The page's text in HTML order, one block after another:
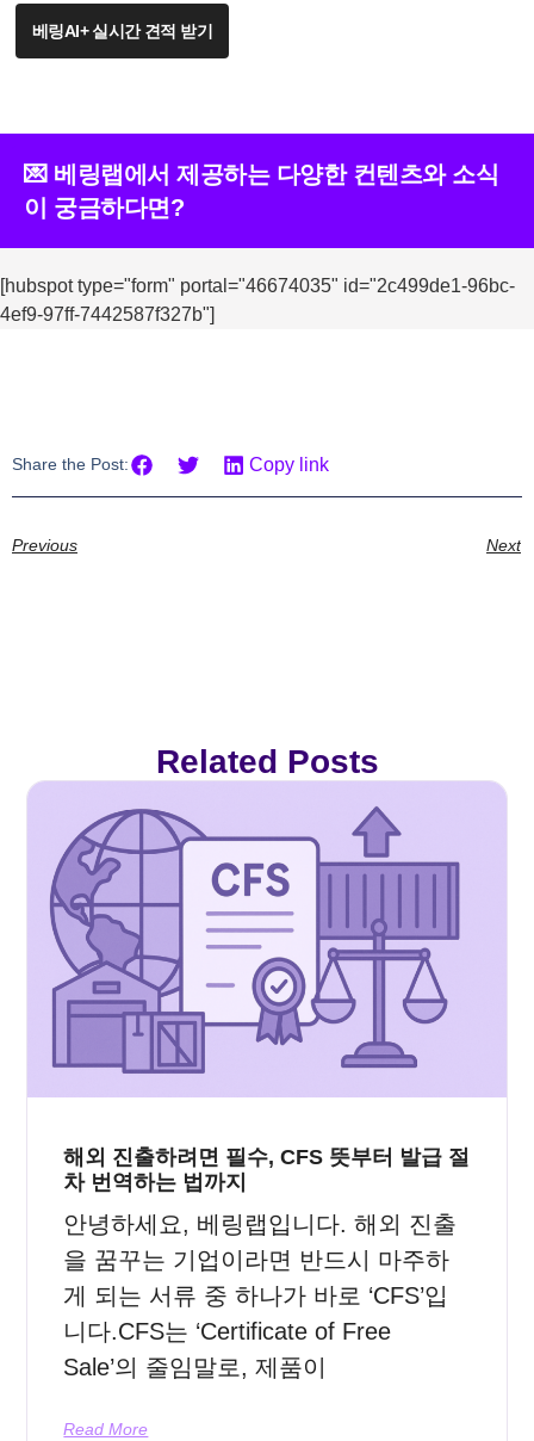
베링AI+ 실시간 견적 받기
💌 베링랩에서 제공하는 다양한 컨텐츠와 소식
이 궁금하다면?
[hubspot type="form" portal="46674035" id="2c499de1-96bc-
4ef9-97ff-7442587f327b"]
Share the Post: Copy link
Previous Next
Related Posts
해외 진출하려면 필수, CFS 뜻부터 발급 절
차 번역하는 법까지
안녕하세요, 베링랩입니다. 해외 진출
을 꿈꾸는 기업이라면 반드시 마주하
게 되는 서류 중 하나가 바로 ‘CFS’입
니다.CFS는 ‘Certificate of Free
Sale’의 줄임말로, 제품이
Read More